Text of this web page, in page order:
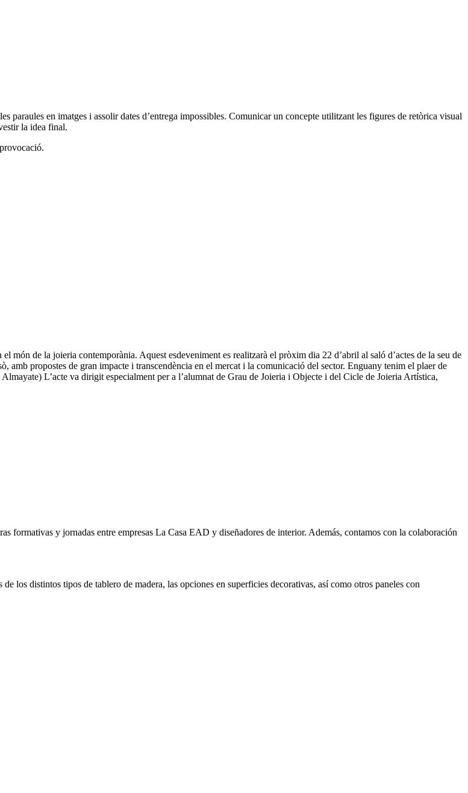
en imatges i assolir dates d’entrega impossibles. Comunicar un concepte utilitzant les figures de retòrica visual
la idea final.
món de la joieria contemporània. Aquest esdeveniment es realitzarà el pròxim dia 22 d’abril al saló d’actes de la seu de
amb propostes de gran impacte i transcendència en el mercat i la comunicació del sector. Enguany tenim el plaer de
L’acte va dirigit especialment per a l’alumnat de Grau de Joieria i Objecte i del Cicle de Joieria Artística,
y jornadas entre empresas La Casa EAD y diseñadores de interior. Además, contamos con la colaboración
los distintos tipos de tablero de madera, las opciones en superficies decorativas, así como otros paneles con